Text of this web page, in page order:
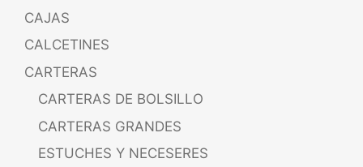
CAJAS
CALCETINES
CARTERAS
CARTERAS DE BOLSILLO
CARTERAS GRANDES
ESTUCHES Y NECESERES